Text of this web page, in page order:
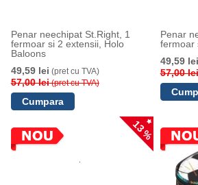
Penar neechipat St.Right, 1
fermoar si 2 extensii, Holo
Baloons
49,59 lei (pret cu TVA)
57,00 lei(pret cu TVA)
Penar
fermoar
49,59 lei
57,00 lei
13 %